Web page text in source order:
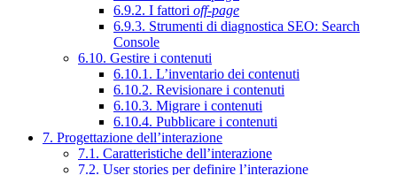
6.9.2. I fattori off-page
6.9.3. Strumenti di diagnostica SEO: Search
Console
6.10. Gestire i contenuti
6.10.1. L’inventario dei contenuti
6.10.2. Revisionare i contenuti
6.10.3. Migrare i contenuti
6.10.4. Pubblicare i contenuti
7. Progettazione dell’interazione
7.1. Caratteristiche dell’interazione
7.2. User stories per definire l’interazione